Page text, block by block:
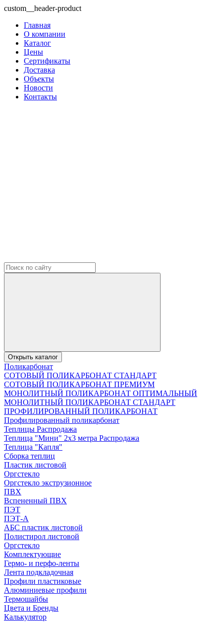
custom__header-product
Главная
О компании
Каталог
Цены
Сертификаты
Доставка
Объекты
Новости
Контакты
Открыть каталог
Поликарбонат
СОТОВЫЙ ПОЛИКАРБОНАТ СТАНДАРТ
СОТОВЫЙ ПОЛИКАРБОНАТ ПРЕМИУМ
МОНОЛИТНЫЙ ПОЛИКАРБОНАТ ОПТИМАЛЬНЫЙ
МОНОЛИТНЫЙ ПОЛИКАРБОНАТ СТАНДАРТ
ПРОФИЛИРОВАННЫЙ ПОЛИКАРБОНАТ
Профилированный поликарбонат
Теплицы Распродажа
Теплица "Мини" 2х3 метра Распродажа
Теплица "Капля"
Сборка теплиц
Пластик листовой
Оргстекло
Оргстекло экструзионное
ПВХ
Вспененный ПВХ
ПЭТ
ПЭТ-А
АБС пластик листовой
Полистирол листовой
Оргстекло
Комплектующие
Гермо- и перфо-ленты
Лента подкладочная
Профили пластиковые
Алюминиевые профили
Термошайбы
Цвета и Бренды
Калькулятор